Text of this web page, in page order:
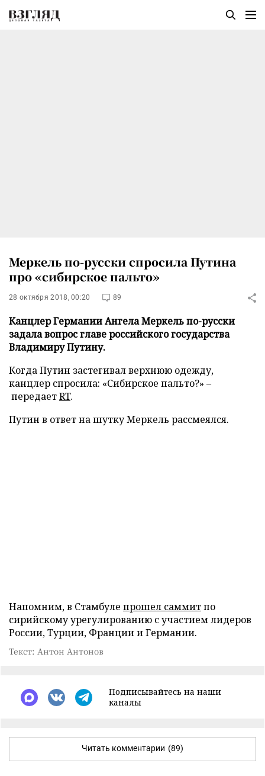
Меркель по-русски спросила Путина
про «сибирское пальто»
28 октября 2018, 00:20 89
Канцлер Германии Ангела Меркель по-русски
задала вопрос главе российского государства
Владимиру Путину.
Когда Путин застегивал верхнюю одежду,
канцлер спросила: «Сибирское пальто?» –
передаетRT.
Путин в ответ на шутку Меркель рассмеялся.
Напомним, в Стамбуле прошел саммитпо
сирийскому урегулированию с участием лидеров
России, Турции, Франции и Германии.
Текст: Антон Антонов
Подписывайтесь на наши
каналы
Читать комментарии (89)